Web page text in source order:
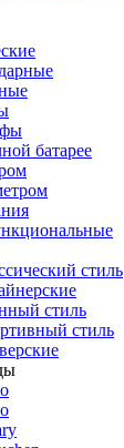
батарее
стиль
стиль
стиль